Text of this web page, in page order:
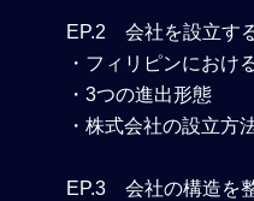
EP.2 会社を設立す
・フィリピンにおけ
・3つの進出形態
・株式会社の設立方
EP.3 会社の構造を